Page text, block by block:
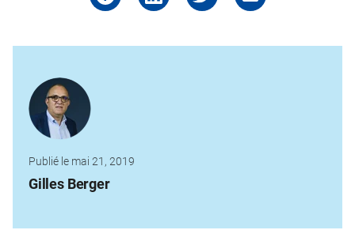
Publié le mai 21, 2019
Gilles Berger